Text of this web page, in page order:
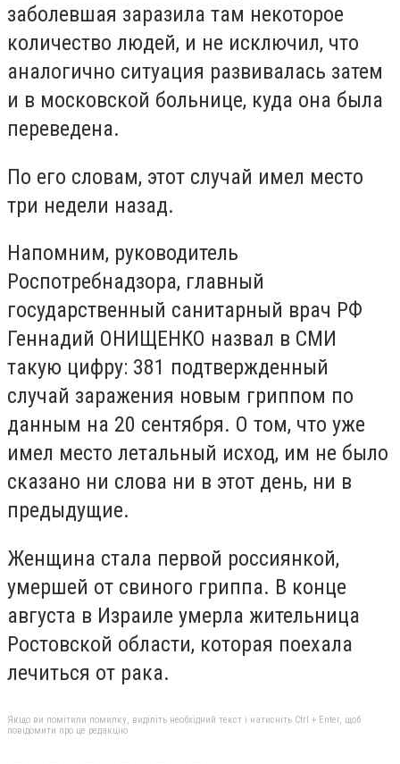
заболевшая заразила там некоторое
количество людей, и не исключил, что
аналогично ситуация развивалась затем
и в московской больнице, куда она была
переведена.
По его словам, этот случай имел место
три недели назад.
Напомним, руководитель
Роспотребнадзора, главный
государственный санитарный врач РФ
Геннадий ОНИЩЕНКО назвал в СМИ
такую цифру: 381 подтвержденный
случай заражения новым гриппом по
данным на 20 сентября. О том, что уже
имел место летальный исход, им не было
сказано ни слова ни в этот день, ни в
предыдущие.
Женщина стала первой россиянкой,
умершей от свиного гриппа. В конце
августа в Израиле умерла жительница
Ростовской области, которая поехала
лечиться от рака.
Якщо ви помітили помилку, виділіть необхідний текст і натисніть Ctrl + Enter, щоб
повідомити про це редакцію